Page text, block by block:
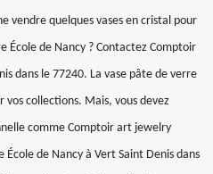
vendre quelques vases en cristal pour
École de Nancy ? Contactez Comptoir
dans le 77240. La vase pâte de verre
vos collections. Mais, vous devez
comme Comptoir art jewelry
de Nancy à Vert Saint Denis dans